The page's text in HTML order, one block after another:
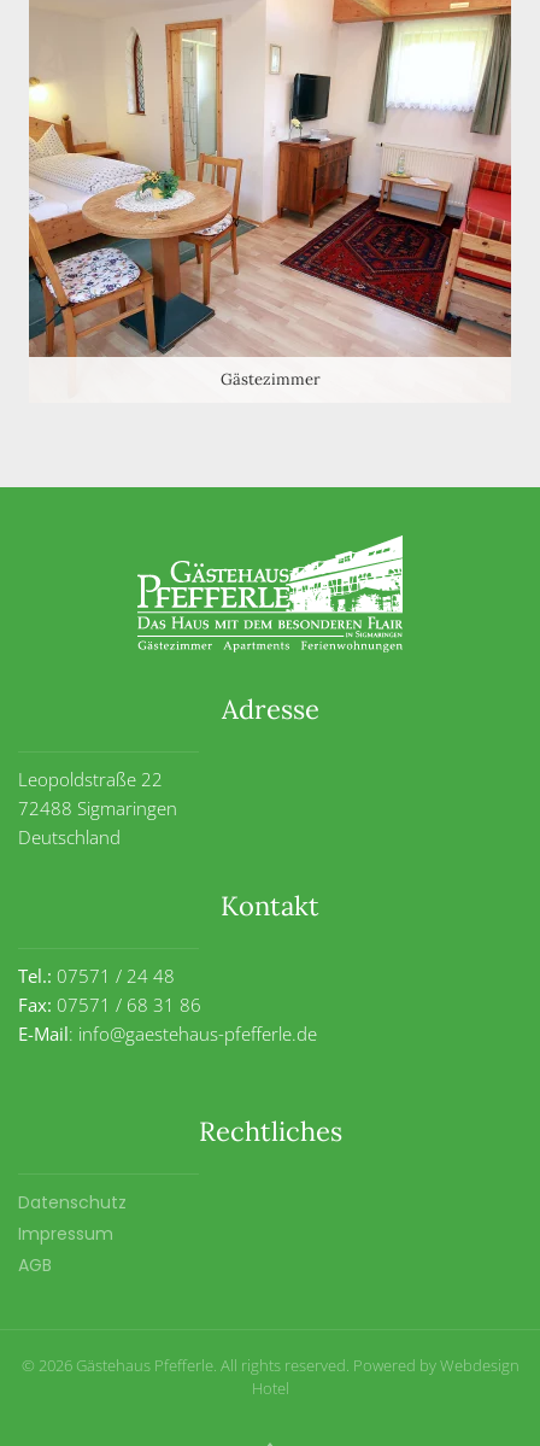
Gästezimmer
Adresse
Leopoldstraße 22
72488 Sigmaringen
Deutschland
Kontakt
Tel.: 07571 / 24 48
Fax: 07571 / 68 31 86
E-Mail: info@gaestehaus-pfefferle.de
Rechtliches
Datenschutz
Impressum
AGB
© 2026Gästehaus Pfefferle. All rights reserved. Powered byWebdesign
Hotel